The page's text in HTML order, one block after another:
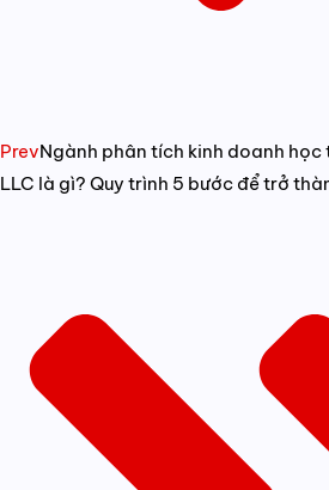
PrevNgành phân tích kinh doanh học
LLC là gì? Quy trình 5 bước để trở